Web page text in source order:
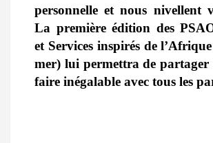
personnelle et nous nivellent
La première édition des
et Services inspirés de
mer) lui permettra de partager
faire inégalable avec tous les